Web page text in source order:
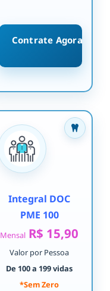
Contrate Agora
Integral DOC
PME 100
Mensal R$ 15,90
Valor por Pessoa
De 100 a 199 vidas
*Sem Zero